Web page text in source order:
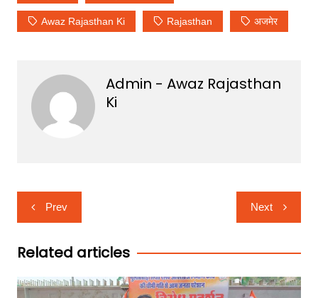
Awaz Rajasthan Ki Rajasthan अजमेर
Admin - Awaz Rajasthan
Ki
Post
navigation
Prev Next
Related articles